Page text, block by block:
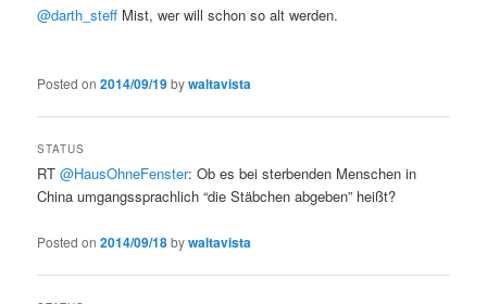
@darth_steff Mist, wer will schon so alt werden.
Posted on2014/09/19bywaltavista
STATUS
RT@HausOhneFenster: Ob es bei sterbenden Menschen in
China umgangssprachlich “die Stäbchen abgeben” heißt?
Posted on2014/09/18bywaltavista